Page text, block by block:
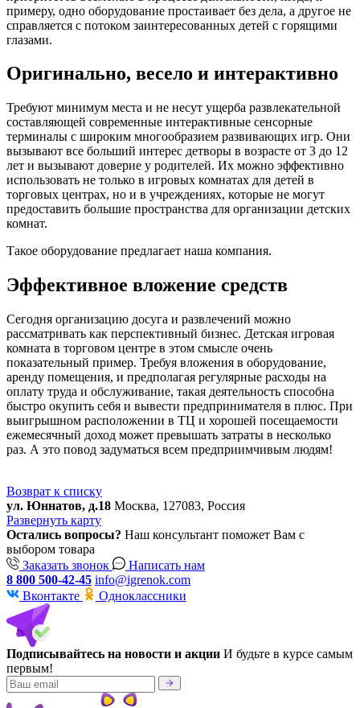
примеру, одно оборудование простаивает без дела, а другое не
справляется с потоком заинтересованных детей с горящими
глазами.
Оригинально, весело и интерактивно
Требуют минимум места и не несут ущерба развлекательной
составляющей современные интерактивные сенсорные
терминалы с широким многообразием развивающих игр. Они
вызывают все больший интерес детворы в возрасте от 3 до 12
лет и вызывают доверие у родителей. Их можно эффективно
использовать не только в игровых комнатах для детей в
торговых центрах, но и в учреждениях, которые не могут
предоставить большие пространства для организации детских
комнат.
Такое оборудование предлагает наша компания.
Эффективное вложение средств
Сегодня организацию досуга и развлечений можно
рассматривать как перспективный бизнес. Детская игровая
комната в торговом центре в этом смысле очень
показательный пример. Требуя вложения в оборудование,
аренду помещения, и предполагая регулярные расходы на
оплату труда и обслуживание, такая деятельность способна
быстро окупить себя и вывести предпринимателя в плюс. При
выигрышном расположении в ТЦ и хорошей посещаемости
ежемесячный доход может превышать затраты в несколько
раз. А это повод задуматься всем предприимчивым людям!
Возврат к списку
ул. Юннатов, д.18 Москва, 127083, Россия
Развернуть карту
Остались вопросы? Наш консультант поможет Вам с
выбором товара
Заказать звонок
Написать нам
8 800 500-42-45 info@igrenok.com
Вконтакте
Одноклассники
Подписывайтесь на новости и акции И будьте в курсе самым
первым!